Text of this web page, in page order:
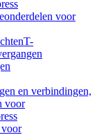
voor
T-
en verbindingen,
voor
voor